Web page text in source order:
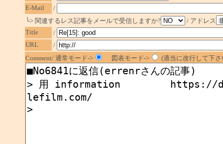
E-Mail
/
└> 関連するレス記事をメールで受信しますか?
/ アドレス
Title
/
URL
/
Comment/ 通常モード->
図表モード-> (適当に改行して下